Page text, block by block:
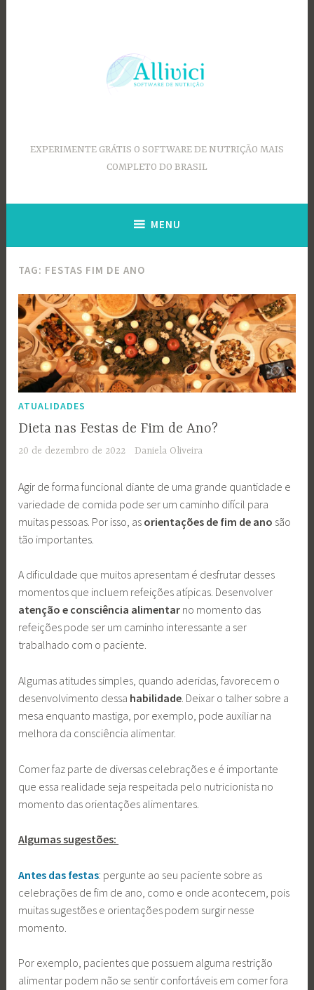
EXPERIMENTE GRÁTIS O SOFTWARE DE NUTRIÇÃO MAIS
COMPLETO DO BRASIL
MENU
TAG: FESTAS FIM DE ANO
ATUALIDADES
Dieta nas Festas de Fim de Ano?
20 de dezembro de 2022 Daniela Oliveira
Agir de forma funcional diante de uma grande quantidade e
variedade de comida pode ser um caminho difícil para
muitas pessoas. Por isso, as orientações de fim de ano são
tão importantes.
A dificuldade que muitos apresentam é desfrutar desses
momentos que incluem refeições atípicas. Desenvolver
atenção e consciência alimentar no momento das
refeições pode ser um caminho interessante a ser
trabalhado com o paciente.
Algumas atitudes simples, quando aderidas, favorecem o
desenvolvimento dessa habilidade. Deixar o talher sobre a
mesa enquanto mastiga, por exemplo, pode auxiliar na
melhora da consciência alimentar.
Comer faz parte de diversas celebrações e é importante
que essa realidade seja respeitada pelo nutricionista no
momento das orientações alimentares.
Algumas sugestões:
Antes das festas: pergunte ao seu paciente sobre as
celebrações de fim de ano, como e onde acontecem, pois
muitas sugestões e orientações podem surgir nesse
momento.
Por exemplo, pacientes que possuem alguma restrição
alimentar podem não se sentir confortáveis em comer fora